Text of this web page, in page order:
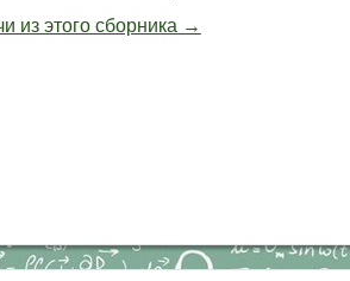
из этого сборника →